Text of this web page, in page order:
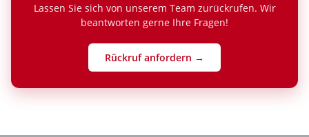
Lassen Sie sich von unserem Team zurückrufen. Wir
beantworten gerne Ihre Fragen!
Rückruf anfordern →